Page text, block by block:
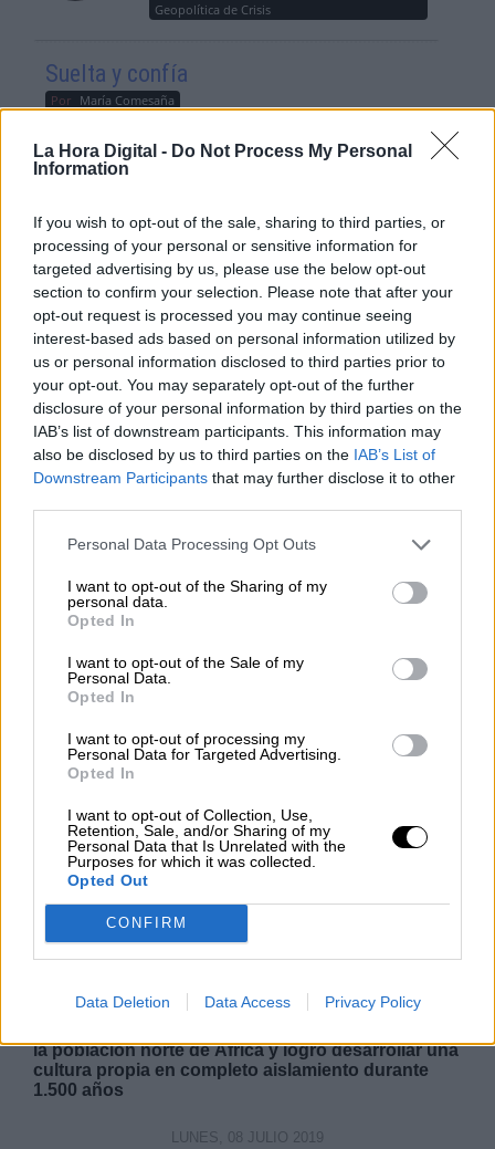
La Hora Digital - Do Not Process My Personal
Information
If you wish to opt-out of the sale, sharing to third parties, or
processing of your personal or sensitive information for
targeted advertising by us, please use the below opt-out
section to confirm your selection. Please note that after your
opt-out request is processed you may continue seeing
interest-based ads based on personal information utilized by
us or personal information disclosed to third parties prior to
your opt-out. You may separately opt-out of the further
disclosure of your personal information by third parties on the
IAB’s list of downstream participants. This information may
also be disclosed by us to third parties on the IAB’s List of
Downstream Participants that may further disclose it to other
Personal Data Processing Opt Outs
I want to opt-out of the Sharing of my
personal data.
Opted In
I want to opt-out of the Sale of my
Personal Data.
Opted In
I want to opt-out of processing my
Personal Data for Targeted Advertising.
Opted In
I want to opt-out of Collection, Use,
Retention, Sale, and/or Sharing of my
Personal Data that Is Unrelated with the
Purposes for which it was collected.
Opted Out
CONFIRM
Data Deletion Data Access Privacy Policy
Geopolítica de Crisis
Suelta y confía
Por María Comesaña
Votantes y votados
El Conflicto de Oriente Medio:
Un Nuevo Orden Autoritario
en Construcción
Por Álvaro Frutos Rosado y Gabinete
Geopolítica de Crisis
Reconquista leonesa
Por Carlos Miranda
Por María Pérez Herrero
NOTICIAS MAS VISTAS
Risco Caído entra en la lista de
Patrimonio Mundial de la UNESCO
montañas sagradas de Gran Canaria en la Lista de
Patrimonio Mundial, un reconocimiento a la
la población norte de África y logró desarrollar una
cultura propia en completo aislamiento durante
1.500 años
LUNES, 08 JULIO 2019